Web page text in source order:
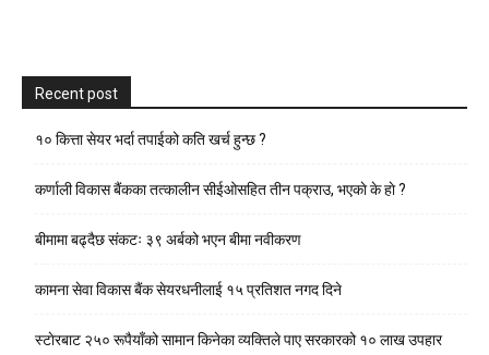
Recent post
१० कित्ता सेयर भर्दा तपाईको कति खर्च हुन्छ ?
कर्णाली विकास बैंकका तत्कालीन सीईओसहित तीन पक्राउ, भएकाे के हाे ?
बीमामा बढ्दैछ संकटः ३९ अर्बको भएन बीमा नवीकरण
कामना सेवा विकास बैंक सेयरधनीलाई १५ प्रतिशत नगद दिने
स्टाेरबाट २५० रूपैयाँको सामान किनेका व्यक्तिले पाए सरकारको १० लाख उपहार